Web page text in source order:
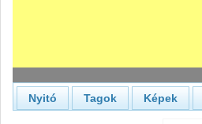
Nyitó Tagok Képek